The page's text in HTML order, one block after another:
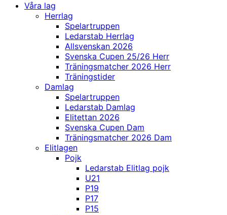
Våra lag
Herrlag
Spelartruppen
Ledarstab Herrlag
Allsvenskan 2026
Svenska Cupen 25/26 Herr
Träningsmatcher 2026 Herr
Träningstider
Damlag
Spelartruppen
Ledarstab Damlag
Elitettan 2026
Svenska Cupen Dam
Träningsmatcher 2026 Dam
Elitlagen
Pojk
Ledarstab Elitlag pojk
U21
P19
P17
P15